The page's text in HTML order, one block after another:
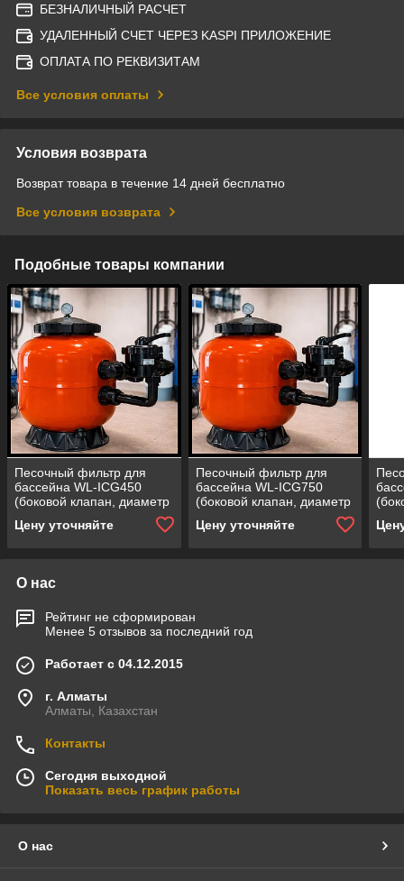
БЕЗНАЛИЧНЫЙ РАСЧЕТ
УДАЛЕННЫЙ СЧЕТ ЧЕРЕЗ KASPI ПРИЛОЖЕНИЕ
ОПЛАТА ПО РЕКВИЗИТАМ
Все условия оплаты
Условия возврата
Возврат товара в течение 14 дней бесплатно
Все условия возврата
Подобные товары компании
Песочный фильтр для
бассейна WL-ICG450
(боковой клапан, диаметр
производительность = 8
Цену уточняйте
Песочный фильтр для
бассейна WL-ICG750
(боковой клапан, диаметр
производительность = 22
Цену уточняйте
О нас
Рейтинг не сформирован
Менее 5 отзывов за последний год
Работает с 04.12.2015
г. Алматы
Алматы, Казахстан
Контакты
Сегодня выходной
Показать весь график работы
О нас